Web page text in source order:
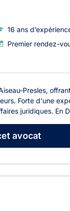
16 ans
Premier rendez-
Presles,
Forte d'une
juridiques. En
avocat